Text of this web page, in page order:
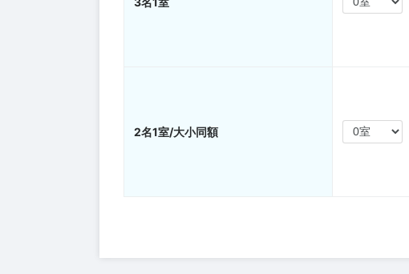
2名1室/大小同額